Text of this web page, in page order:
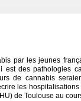
par les jeunes
des pathologies
de cannabis
les
de Toulouse au